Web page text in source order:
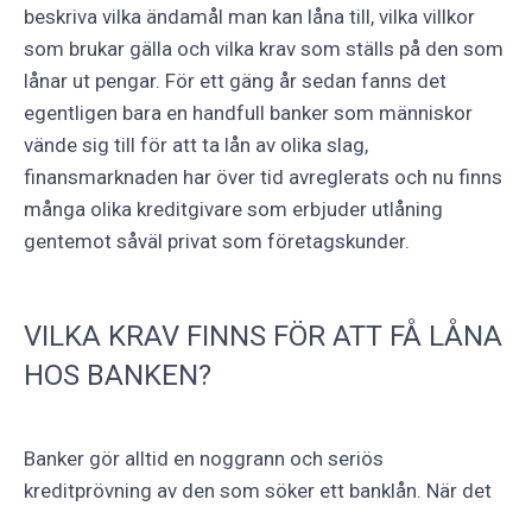
beskriva vilka ändamål man kan låna till, vilka villkor
som brukar gälla och vilka krav som ställs på den som
lånar ut pengar. För ett gäng år sedan fanns det
egentligen bara en handfull banker som människor
vände sig till för att ta lån av olika slag,
finansmarknaden har över tid avreglerats och nu finns
många olika kreditgivare som erbjuder utlåning
gentemot såväl privat som företagskunder.
VILKA KRAV FINNS FÖR ATT FÅ LÅNA
HOS BANKEN?
Banker gör alltid en noggrann och seriös
kreditprövning av den som söker ett banklån. När det